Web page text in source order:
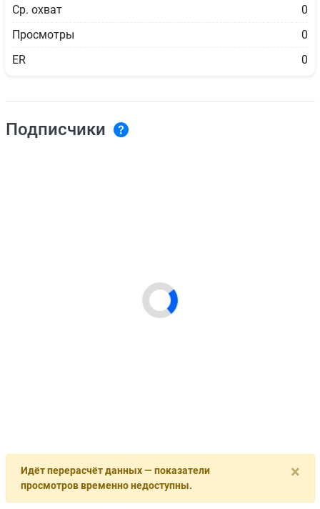
Ср. охват
0
Просмотры
0
ER
0
Подписчики
×
Идёт перерасчёт данных — показатели
просмотров временно недоступны.